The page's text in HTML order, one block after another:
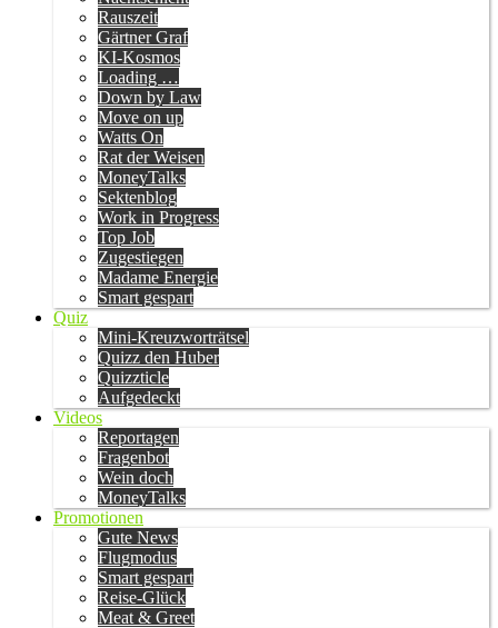
Rauszeit
Gärtner Graf
KI-Kosmos
Loading …
Down by Law
Move on up
Watts On
Rat der Weisen
MoneyTalks
Sektenblog
Work in Progress
Top Job
Zugestiegen
Madame Energie
Smart gespart
Quiz
Mini-Kreuzworträtsel
Quizz den Huber
Quizzticle
Aufgedeckt
Videos
Reportagen
Fragenbot
Wein doch
MoneyTalks
Promotionen
Gute News
Flugmodus
Smart gespart
Reise-Glück
Meat & Greet